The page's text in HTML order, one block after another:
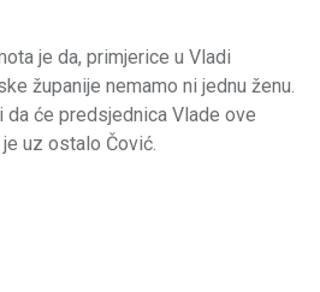
je da, primjerice u Vladi
županije nemamo ni jednu ženu.
će predsjednica Vlade ove
uz ostalo Čović.